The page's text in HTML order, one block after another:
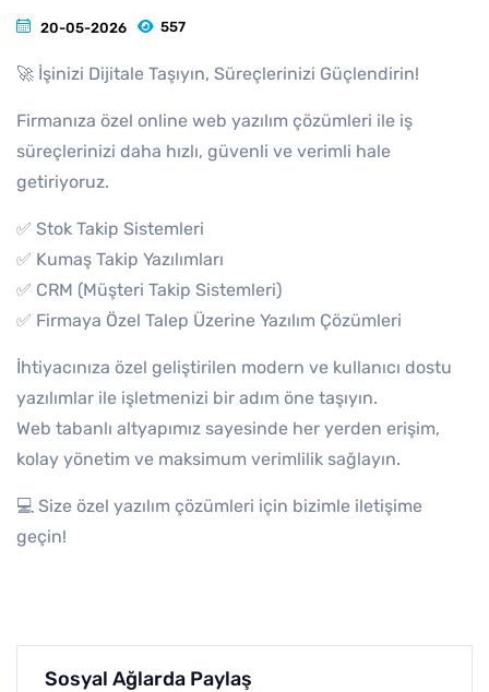
20-05-2026 557
🚀 İşinizi Dijitale Taşıyın, Süreçlerinizi Güçlendirin!
Firmanıza özel online web yazılım çözümleri ile iş
süreçlerinizi daha hızlı, güvenli ve verimli hale
getiriyoruz.
✅ Stok Takip Sistemleri
✅ Kumaş Takip Yazılımları
✅ CRM (Müşteri Takip Sistemleri)
✅ Firmaya Özel Talep Üzerine Yazılım Çözümleri
İhtiyacınıza özel geliştirilen modern ve kullanıcı dostu
yazılımlar ile işletmenizi bir adım öne taşıyın.
Web tabanlı altyapımız sayesinde her yerden erişim,
kolay yönetim ve maksimum verimlilik sağlayın.
💻 Size özel yazılım çözümleri için bizimle iletişime
geçin!
Sosyal Ağlarda Paylaş